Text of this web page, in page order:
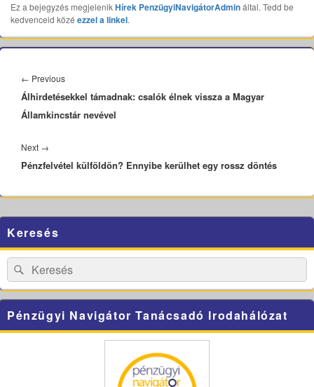
Ez a bejegyzés megjelenikHírek PenzügyiNavigátorAdmináltal. Tedd be
kedvenceid közé ezzel a linkel.
navigáció
← PreviousPrevious
post:
Álhirdetésekkel támadnak: csalók élnek vissza a Magyar
Államkincstár nevével
Next →
post:
Pénzfelvétel külföldön? Ennyibe kerülhet egy rossz döntés
Sidebar
Widget
Area
Keresés
Search
for:
Search
Pénzügyi Navigátor Tanácsadó Irodahálózat